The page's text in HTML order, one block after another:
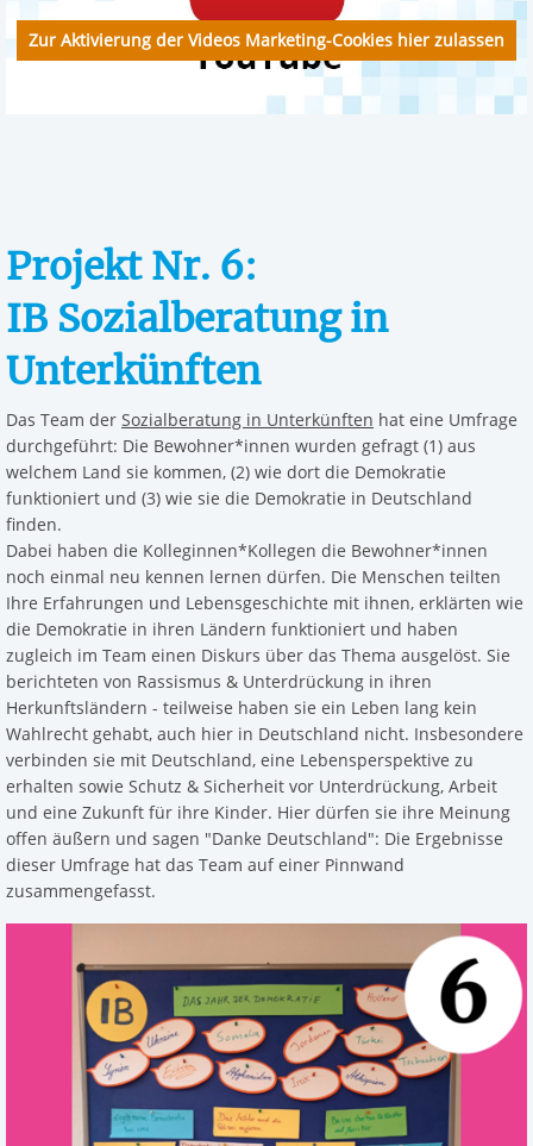
Zur Aktivierung der Videos Marketing-Cookies hier zulassen
Projekt Nr. 6:
IB Sozialberatung in
Unterkünften
Das Team der Sozialberatung in Unterkünften hat eine Umfrage
durchgeführt: Die Bewohner*innen wurden gefragt (1) aus
welchem Land sie kommen, (2) wie dort die Demokratie
funktioniert und (3) wie sie die Demokratie in Deutschland
finden.
Dabei haben die Kolleginnen*Kollegen die Bewohner*innen
noch einmal neu kennen lernen dürfen. Die Menschen teilten
Ihre Erfahrungen und Lebensgeschichte mit ihnen, erklärten wie
die Demokratie in ihren Ländern funktioniert und haben
zugleich im Team einen Diskurs über das Thema ausgelöst. Sie
berichteten von Rassismus & Unterdrückung in ihren
Herkunftsländern - teilweise haben sie ein Leben lang kein
Wahlrecht gehabt, auch hier in Deutschland nicht. Insbesondere
verbinden sie mit Deutschland, eine Lebensperspektive zu
erhalten sowie Schutz & Sicherheit vor Unterdrückung, Arbeit
und eine Zukunft für ihre Kinder. Hier dürfen sie ihre Meinung
offen äußern und sagen "Danke Deutschland": Die Ergebnisse
dieser Umfrage hat das Team auf einer Pinnwand
zusammengefasst.